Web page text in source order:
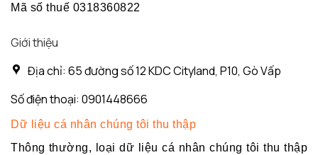
Mã số thuế 0318360822
Giới thiệu
Địa chỉ: 65 đường số 12 KDC Cityland, P10, Gò Vấp
Số điện thoại: 0901448666
Dữ liệu cá nhân chúng tôi thu thập
Thông thường, loại dữ liệu cá nhân chúng tôi thu thập